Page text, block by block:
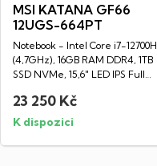
MSI KATANA GF66
12UGS-664PT
Notebook - Intel Core i7-12700H
(4,7GHz), 16GB RAM DDR4, 1TB
SSD NVMe, 15,6" LED IPS Full
23 250 Kč
K dispozici